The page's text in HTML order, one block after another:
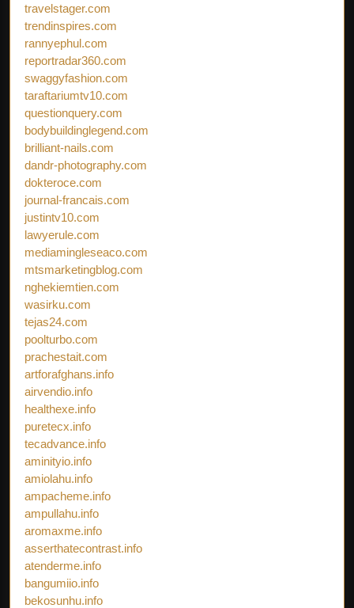
travelstager.com
trendinspires.com
rannyephul.com
reportradar360.com
swaggyfashion.com
taraftariumtv10.com
questionquery.com
bodybuildinglegend.com
brilliant-nails.com
dandr-photography.com
dokteroce.com
journal-francais.com
justintv10.com
lawyerule.com
mediamingleseaco.com
mtsmarketingblog.com
nghekiemtien.com
wasirku.com
tejas24.com
poolturbo.com
prachestait.com
artforafghans.info
airvendio.info
healthexe.info
puretecx.info
tecadvance.info
aminityio.info
amiolahu.info
ampacheme.info
ampullahu.info
aromaxme.info
asserthatecontrast.info
atenderme.info
bangumiio.info
bekosunhu.info